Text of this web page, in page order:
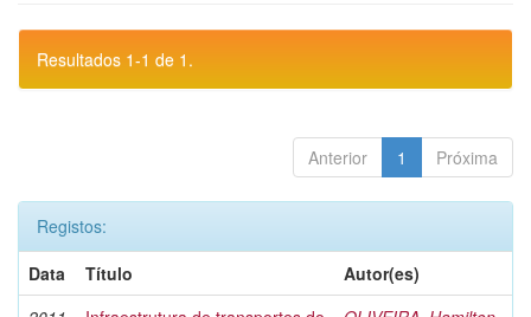
Resultados 1-1 de 1.
Anterior 1 Próxima
Registos:
Data
Título
Autor(es)